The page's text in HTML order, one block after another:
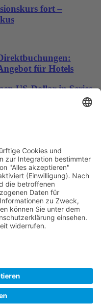
fort –
für Hotels
US-Dollar in Series-
Datengrundlage für